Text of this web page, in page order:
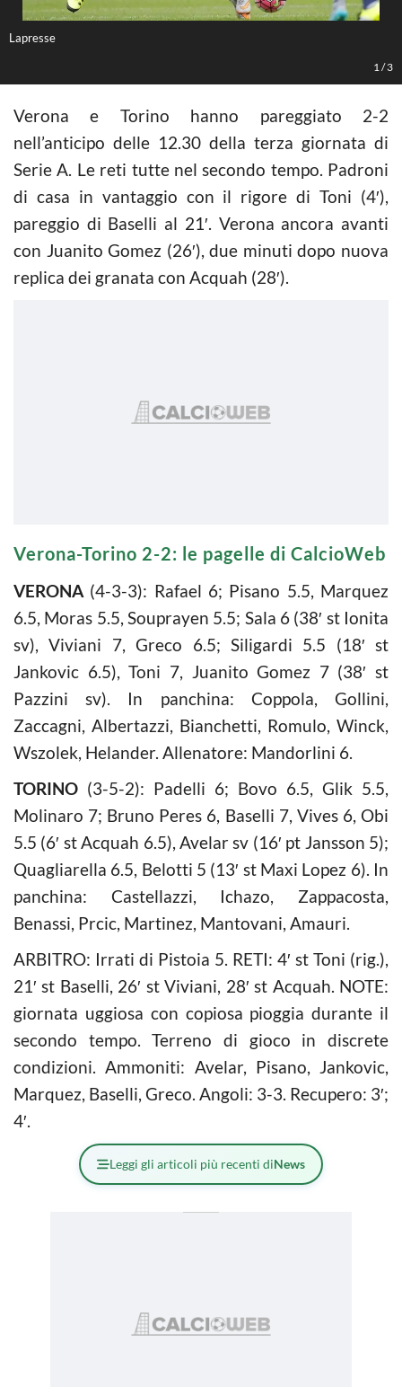
Lapresse
1 /3
Verona e Torino hanno pareggiato 2-2
nell’anticipo delle 12.30 della terza giornata di
Serie A. Le reti tutte nel secondo tempo. Padroni
di casa in vantaggio con il rigore di Toni (4′),
pareggio di Baselli al 21′. Verona ancora avanti
con Juanito Gomez (26′), due minuti dopo nuova
replica dei granata con Acquah (28′).
Verona-Torino 2-2: le pagelle di CalcioWeb
VERONA (4-3-3): Rafael 6; Pisano 5.5, Marquez
6.5, Moras 5.5, Souprayen 5.5; Sala 6 (38′ st Ionita
sv), Viviani 7, Greco 6.5; Siligardi 5.5 (18′ st
Jankovic 6.5), Toni 7, Juanito Gomez 7 (38′ st
Pazzini sv). In panchina: Coppola, Gollini,
Zaccagni, Albertazzi, Bianchetti, Romulo, Winck,
Wszolek, Helander. Allenatore: Mandorlini 6.
TORINO (3-5-2): Padelli 6; Bovo 6.5, Glik 5.5,
Molinaro 7; Bruno Peres 6, Baselli 7, Vives 6, Obi
5.5 (6′ st Acquah 6.5), Avelar sv (16′ pt Jansson 5);
Quagliarella 6.5, Belotti 5 (13′ st Maxi Lopez 6). In
panchina: Castellazzi, Ichazo, Zappacosta,
Benassi, Prcic, Martinez, Mantovani, Amauri.
ARBITRO: Irrati di Pistoia 5. RETI: 4′ st Toni (rig.),
21′ st Baselli, 26′ st Viviani, 28′ st Acquah. NOTE:
giornata uggiosa con copiosa pioggia durante il
secondo tempo. Terreno di gioco in discrete
condizioni. Ammoniti: Avelar, Pisano, Jankovic,
Marquez, Baselli, Greco. Angoli: 3-3. Recupero: 3′;
4′.
Leggi gli articoli più recenti diNews